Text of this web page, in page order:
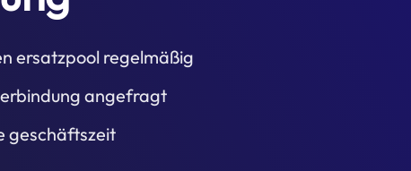
ersatzpool regelmäßig
angefragt
geschäftszeit